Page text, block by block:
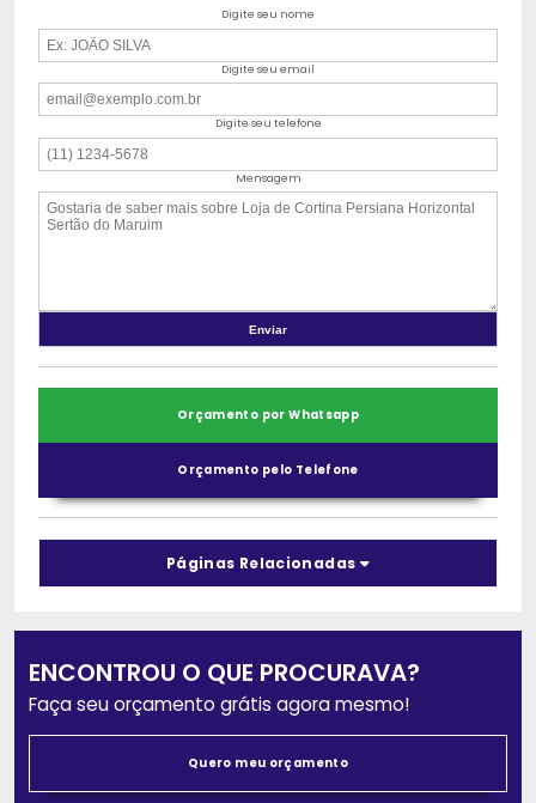
Digite seu nome
Digite seu email
Digite seu telefone
Mensagem
Orçamento por Whatsapp
Orçamento pelo Telefone
Páginas Relacionadas
ENCONTROU O QUE PROCURAVA?
Faça seu orçamento grátis agora mesmo!
Quero meu orçamento